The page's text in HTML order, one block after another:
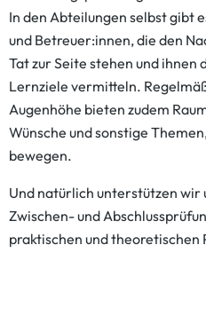
In den Abteilungen selbst gibt
und Betreuer:innen, die den
Tat zur Seite stehen und ihnen
Lernziele vermitteln.
Augenhöhe bieten zudem
Wünsche und sonstige
bewegen.
Und natürlich unterstützen wir
Zwischen- und
praktischen und